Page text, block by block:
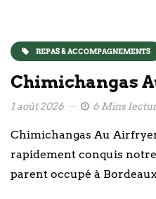
REPAS & ACCOMPAGNEMENTS
Chimichangas
1 août 2026 6 Mins
Chimichangas Au
rapidement conquis
parent occupé à